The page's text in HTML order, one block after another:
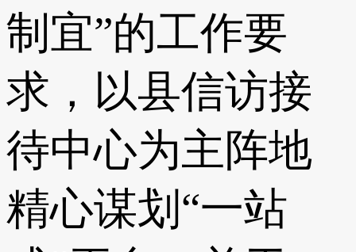
制宜”的工作要
求，以县信访接
待中心为主阵地
精心谋划“一站